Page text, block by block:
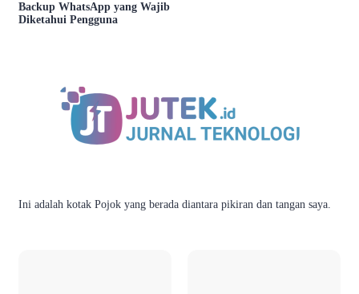
Backup WhatsApp yang Wajib
Diketahui Pengguna
Ini adalah kotak Pojok yang berada diantara pikiran dan tangan saya.